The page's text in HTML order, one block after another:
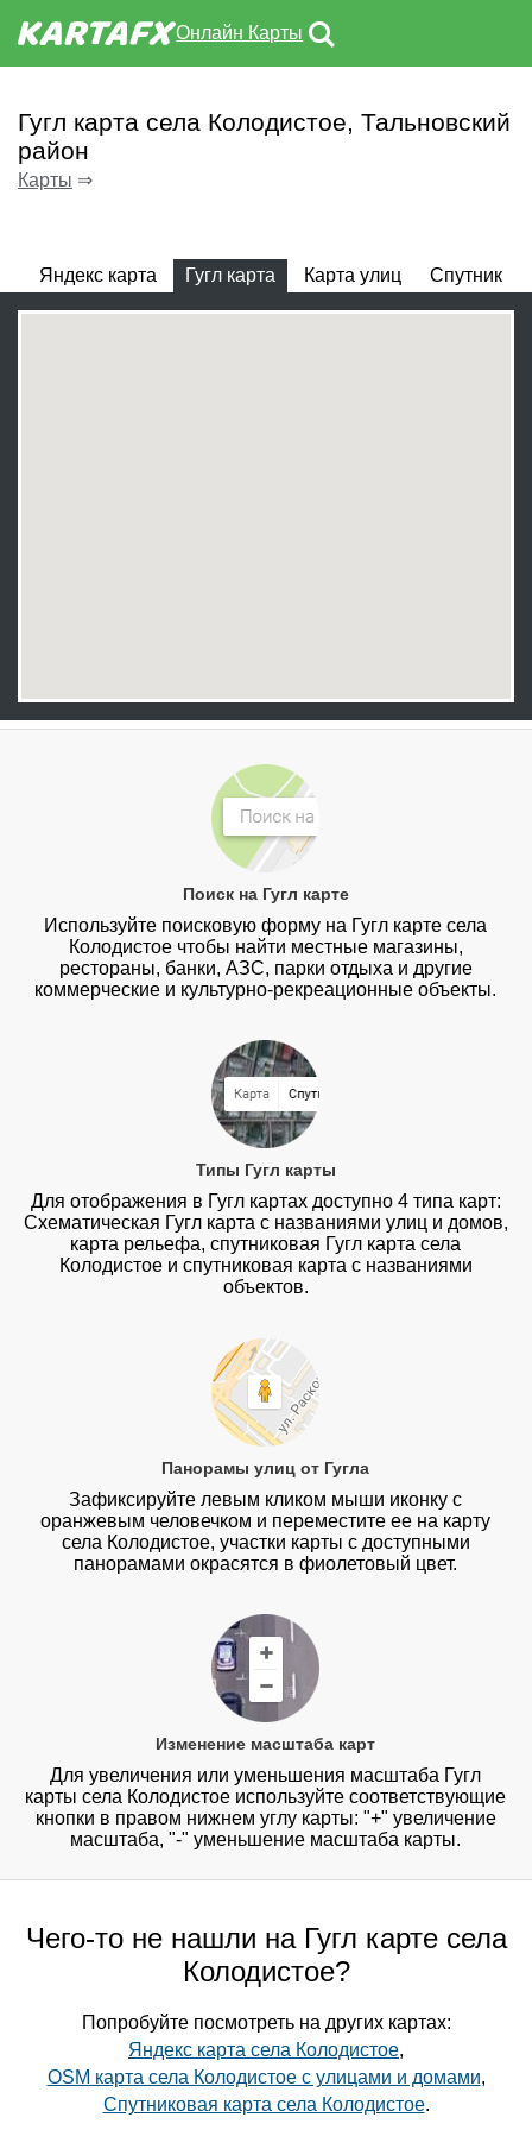
Онлайн Карты
Гугл карта села Колодистое, Тальновский
район
Карты ⇒
Яндекс карта Гугл карта Карта улиц Спутник
Поиск на Гугл карте
Используйте поисковую форму на Гугл карте села
Колодистое чтобы найти местные магазины,
рестораны, банки, АЗС, парки отдыха и другие
коммерческие и культурно-рекреационные объекты.
Типы Гугл карты
Для отображения в Гугл картах доступно 4 типа карт:
Схематическая Гугл карта с названиями улиц и домов,
карта рельефа, спутниковая Гугл карта села
Колодистое и спутниковая карта с названиями
объектов.
Панорамы улиц от Гугла
Зафиксируйте левым кликом мыши иконку с
оранжевым человечком и переместите ее на карту
села Колодистое, участки карты с доступными
панорамами окрасятся в фиолетовый цвет.
Изменение масштаба карт
Для увеличения или уменьшения масштаба Гугл
карты села Колодистое используйте соответствующие
кнопки в правом нижнем углу карты: "+" увеличение
масштаба, "-" уменьшение масштаба карты.
Чего-то не нашли на Гугл карте села
Колодистое?
Попробуйте посмотреть на других картах:
Яндекс карта села Колодистое,
OSM карта села Колодистое с улицами и домами,
Спутниковая карта села Колодистое.